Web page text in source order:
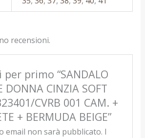
recensioni.
per primo “SANDALO
DONNA CINZIA SOFT
CVRB 001 CAM. +
+ BERMUDA BEIGE”
email non sarà pubblicato. I